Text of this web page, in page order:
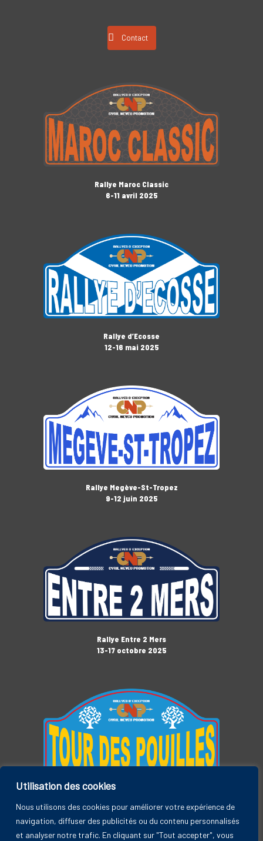
Utilisation des cookies
Nous utilisons des cookies pour améliorer votre expérience de
navigation, diffuser des publicités ou du contenu personnalisés
et analyser notre trafic. En cliquant sur "Tout accepter", vous
Contact
Rallye Maroc Classic
6-11 avril 2025
Rallye d’Ecosse
12-16 mai 2025
Rallye Megève-St-Tropez
9-12 juin 2025
Rallye Entre 2 Mers
13-17 octobre 2025
Tour des Pouilles